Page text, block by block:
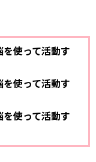
使って活動す
使って活動す
使って活動す